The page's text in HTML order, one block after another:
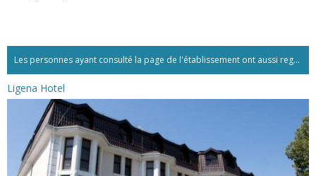
Les personnes ayant consulté la page de l'établissement ont aussi regardé:...
Ligena Hotel